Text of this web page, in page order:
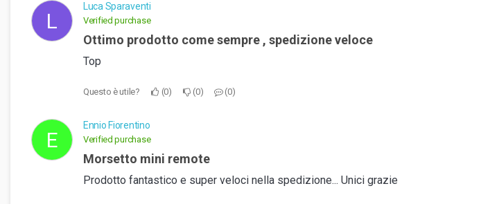
L
Luca Sparaventi
Verified purchase
Ottimo prodotto come sempre , spedizione veloce
Top
Questo è utile? 0 0 0
E
Ennio Fiorentino
Verified purchase
Morsetto mini remote
Prodotto fantastico e super veloci nella spedizione... Unici grazie